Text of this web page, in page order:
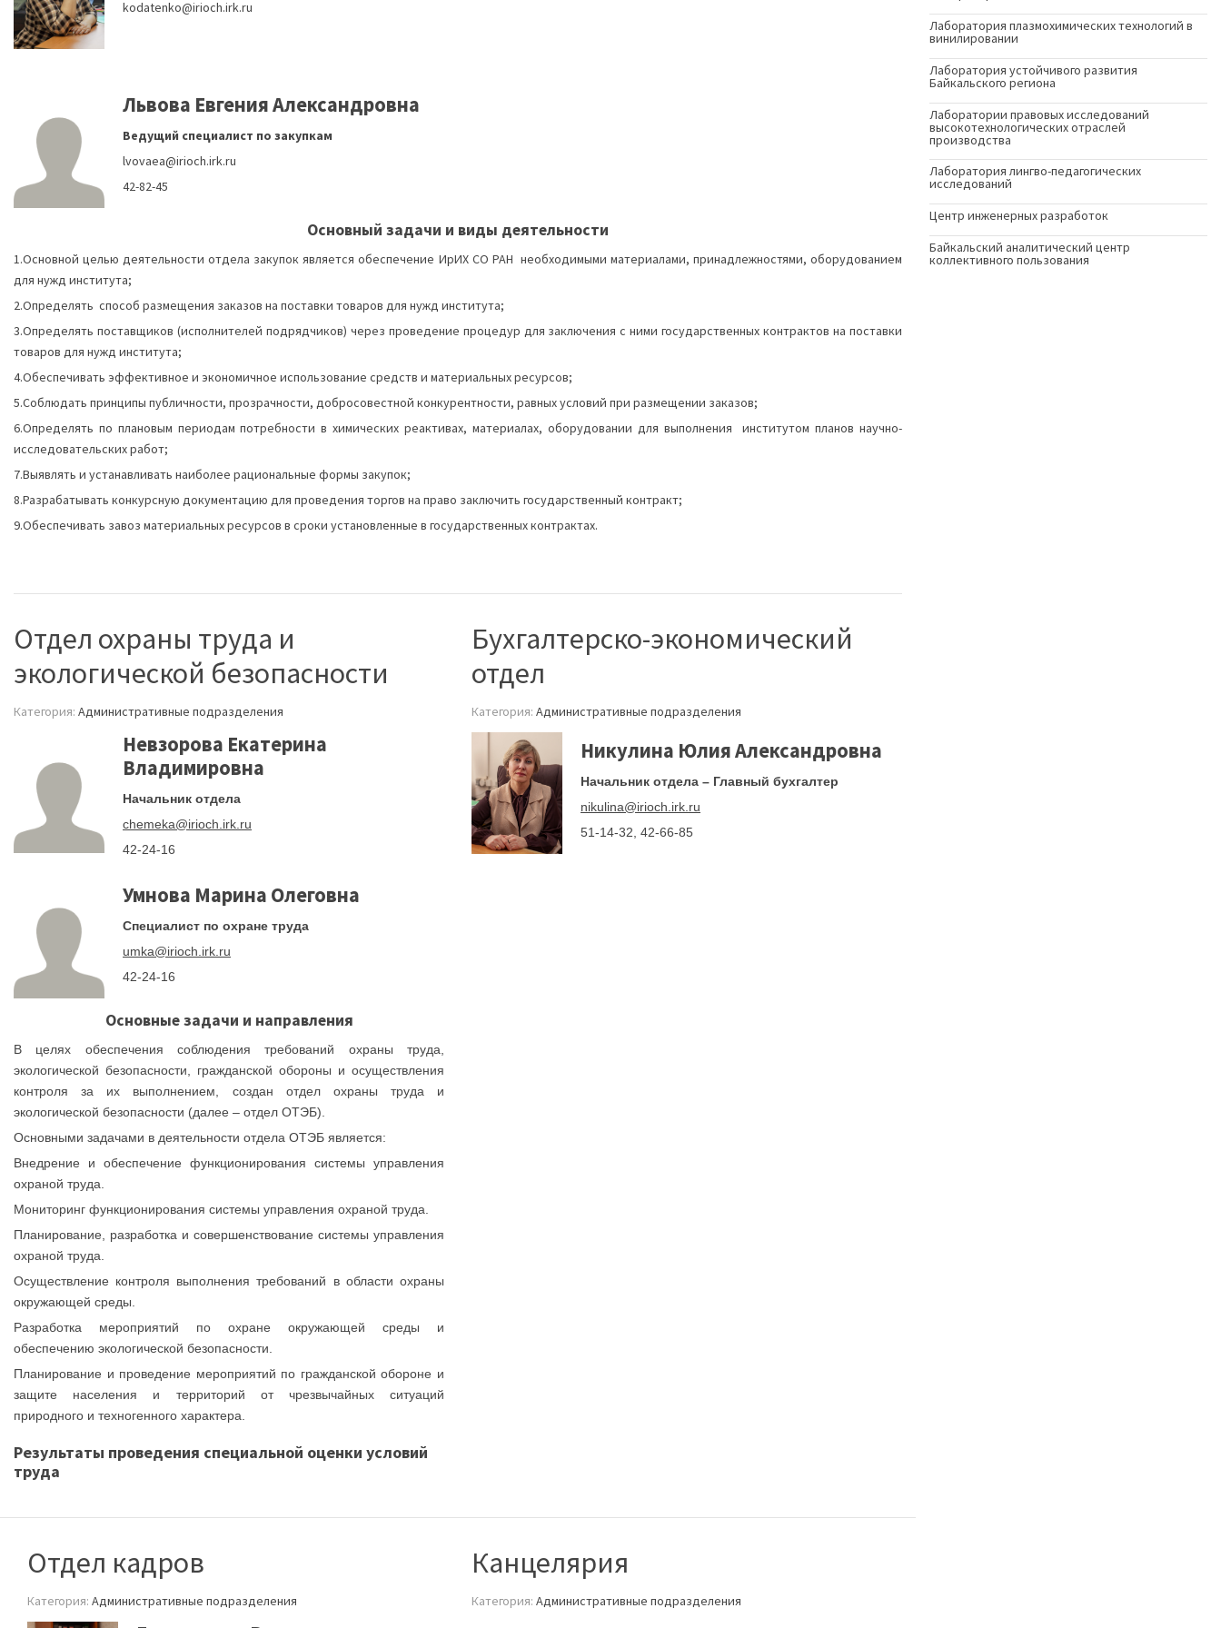
kodatenko@irioch.irk.ru
Львова Евгения Александровна
Ведущий специалист по закупкам
lvovaea@irioch.irk.ru
42-82-45
Основный задачи и виды деятельности
1.Основной целью деятельности отдела закупок является обеспечение ИрИХ СО РАН необходимыми материалами, принадлежностями, оборудованием
для нужд института;
2.Определять способ размещения заказов на поставки товаров для нужд института;
3.Определять поставщиков (исполнителей подрядчиков) через проведение процедур для заключения с ними государственных контрактов на поставки
товаров для нужд института;
4.Обеспечивать эффективное и экономичное использование средств и материальных ресурсов;
5.Соблюдать принципы публичности, прозрачности, добросовестной конкурентности, равных условий при размещении заказов;
6.Определять по плановым периодам потребности в химических реактивах, материалах, оборудовании для выполнения институтом планов научно-
исследовательских работ;
7.Выявлять и устанавливать наиболее рациональные формы закупок;
8.Разрабатывать конкурсную документацию для проведения торгов на право заключить государственный контракт;
9.Обеспечивать завоз материальных ресурсов в сроки установленные в государственных контрактах.
Отдел охраны труда и
экологической безопасности
Категория: Административные подразделения
Невзорова Екатерина
Владимировна
Начальник отдела
chemeka@irioch.irk.ru
42-24-16
Умнова Марина Олеговна
Специалист по охране труда
umka@irioch.irk.ru
42-24-16
Основные задачи и направления
В целях обеспечения соблюдения требований охраны труда,
экологической безопасности, гражданской обороны и осуществления
контроля за их выполнением, создан отдел охраны труда и
экологической безопасности (далее – отдел ОТЭБ).
Основными задачами в деятельности отдела ОТЭБ является:
Внедрение и обеспечение функционирования системы управления
охраной труда.
Мониторинг функционирования системы управления охраной труда.
Планирование, разработка и совершенствование системы управления
охраной труда.
Осуществление контроля выполнения требований в области охраны
окружающей среды.
Разработка мероприятий по охране окружающей среды и
обеспечению экологической безопасности.
Планирование и проведение мероприятий по гражданской обороне и
защите населения и территорий от чрезвычайных ситуаций
природного и техногенного характера.
Результаты проведения специальной оценки условий
труда
Бухгалтерско-экономический
отдел
Категория: Административные подразделения
Никулина Юлия Александровна
Начальник отдела – Главный бухгалтер
nikulina@irioch.irk.ru
51-14-32, 42-66-85
Отдел кадров
Категория: Административные подразделения
Канцелярия
Категория: Административные подразделения
Лаборатория плазмохимических технологий в
винилировании
Лаборатория устойчивого развития
Байкальского региона
Лаборатории правовых исследований
высокотехнологических отраслей
производства
Лаборатория лингво-педагогических
исследований
Центр инженерных разработок
Байкальский аналитический центр
коллективного пользования